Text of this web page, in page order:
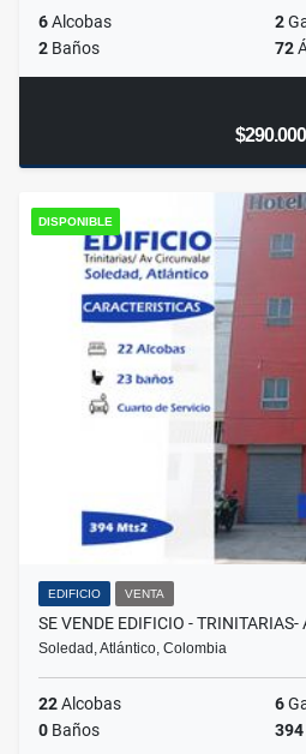
6Alcobas 2
2 Baños 72
DISPONIBLE
EDIFICIO VENTA
SE VENDE EDIFICIO -
Soledad, Atlántico, Colombia
22Alcobas 6
0 Baños 394